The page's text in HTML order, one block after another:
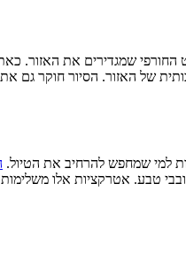
של האזור. הסיור חוקר
למי שמחפש להרחיב את הטיול.
טבע. אטרקציות אלו